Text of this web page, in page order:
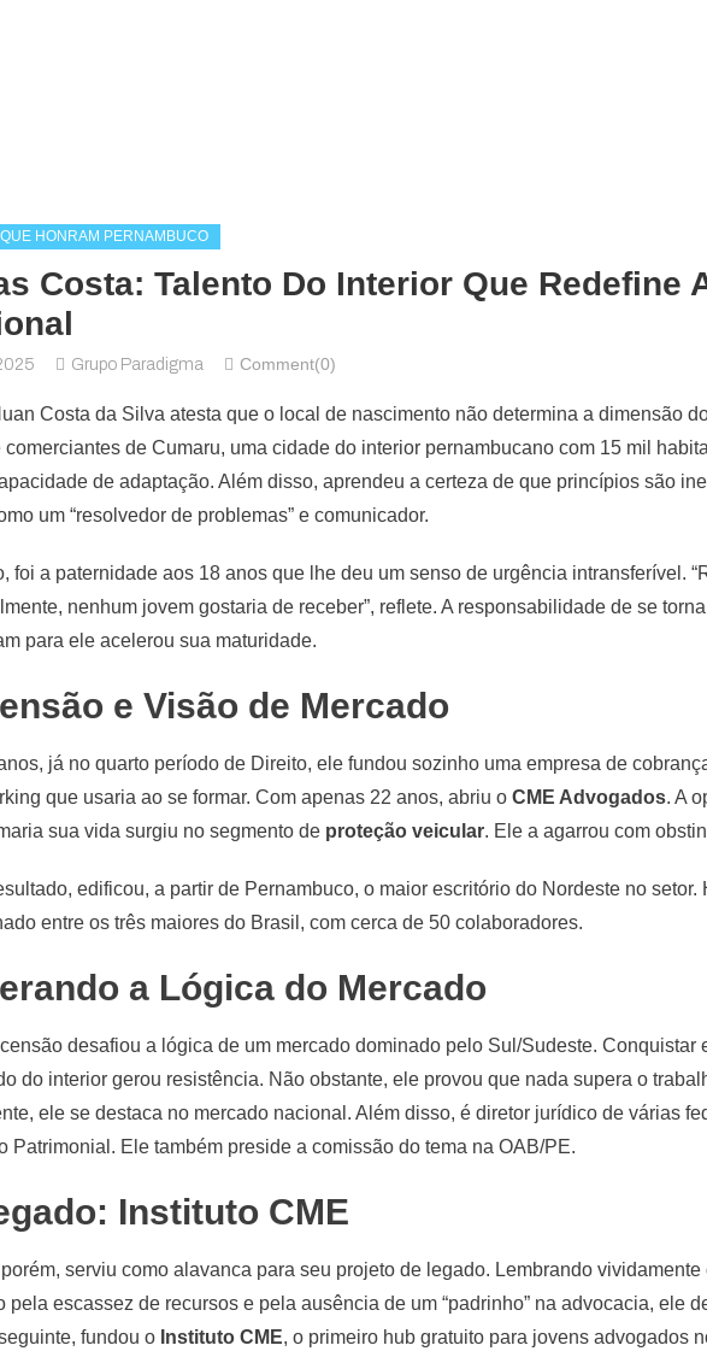
HONRAM PERNAMBUCO
Costa: Talento Do Interior Que Redefine
Grupo Paradigma Comment(0)
Costa da Silva atesta que o local de nascimento não determina a dimensão
comerciantes de Cumaru, uma cidade do interior pernambucano com 15 mil
de adaptação. Além disso, aprendeu a certeza de que princípios são
um “resolvedor de problemas” e comunicador.
foi a paternidade aos 18 anos que lhe deu um senso de urgência intransferível.
nenhum jovem gostaria de receber”, reflete. A responsabilidade de se
para ele acelerou sua maturidade.
e Visão de Mercado
já no quarto período de Direito, ele fundou sozinho uma empresa de
que usaria ao se formar. Com apenas 22 anos, abriu o CME Advogados. A
sua vida surgiu no segmento de proteção veicular. Ele a agarrou com
edificou, a partir de Pernambuco, o maior escritório do Nordeste no setor.
entre os três maiores do Brasil, com cerca de 50 colaboradores.
a Lógica do Mercado
desafiou a lógica de um mercado dominado pelo Sul/Sudeste. Conquistar
do interior gerou resistência. Não obstante, ele provou que nada supera o
ele se destaca no mercado nacional. Além disso, é diretor jurídico de várias
Patrimonial. Ele também preside a comissão do tema na OAB/PE.
Instituto CME
serviu como alavanca para seu projeto de legado. Lembrando
pela escassez de recursos e pela ausência de um “padrinho” na advocacia, ele
fundou o Instituto CME, o primeiro hub gratuito para jovens advogados